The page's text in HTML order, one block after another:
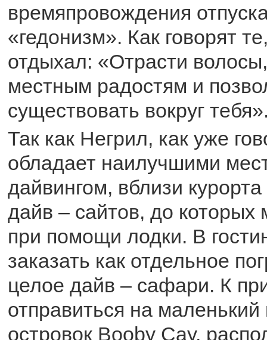
времяпровождения
«гедонизм». Как говорят
отдыхал: «Отрасти
местным радостям и
существовать вокруг
Так как Негрил, как уже
обладает наилучшими
дайвингом, вблизи
дайв – сайтов, до которых
при помощи лодки. В
заказать как отдельное
целое дайв – сафари. К
отправиться на
островок Booby Cay,